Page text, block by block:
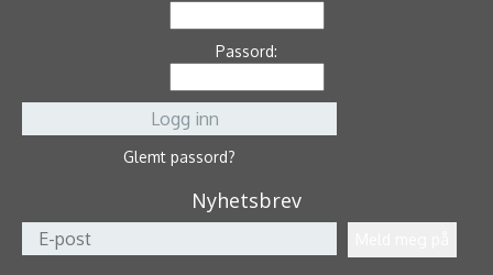
Passord:
Glemt passord?
Nyhetsbrev